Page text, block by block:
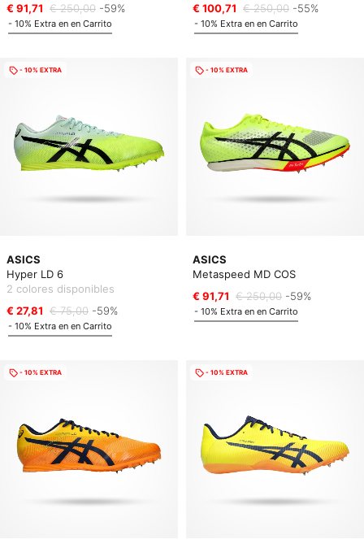
€ 91,71 € 250,00 -59%
- 10% Extra en en Carrito
€ 100,71 € 250,00 -55%
- 10% Extra en en Carrito
ASICS
Hyper LD 6
2 colores disponibles
€ 27,81 € 75,00 -59%
- 10% Extra en en Carrito
- 10% EXTRA
ASICS
Metaspeed MD COS
€ 91,71 € 250,00 -59%
- 10% Extra en en Carrito
- 10% EXTRA
- 10% EXTRA - 10% EXTRA